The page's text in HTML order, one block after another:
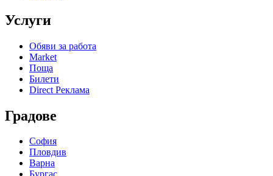
Услуги
Обяви за работа
Market
Поща
Билети
Direct Реклама
Градове
София
Пловдив
Варна